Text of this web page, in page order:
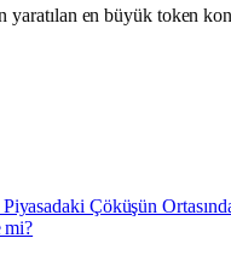
en büyük token
Çöküşün
mi?